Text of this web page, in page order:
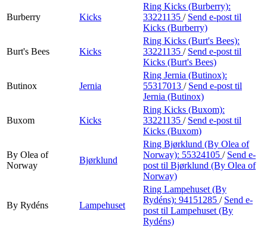
Burberry Kicks
Ring Kicks (Burberry):
33221135 / Send e-post til
Kicks (Burberry)
Burt's Bees Kicks
Ring Kicks (Burt's Bees):
33221135 / Send e-post til
Kicks (Burt's Bees)
Butinox Jernia
Ring Jernia (Butinox):
55317013 / Send e-post til
Jernia (Butinox)
Buxom Kicks
Ring Kicks (Buxom):
33221135 / Send e-post til
Kicks (Buxom)
By Olea of
Norway
Bjørklund
Ring Bjørklund (By Olea of
Norway): 55324105 / Send e-
post til Bjørklund (By Olea of
Norway)
By Rydéns Lampehuset
Ring Lampehuset (By
Rydéns): 94151285 / Send e-
post til Lampehuset (By
Rydéns)